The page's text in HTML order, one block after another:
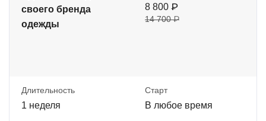
своего бренда
одежды
8 800 ₽
14 700 ₽
Длительность
1 неделя
Старт
В любое время